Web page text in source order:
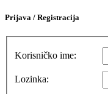
Prijava / Registracija
Korisničko ime:
Lozinka: